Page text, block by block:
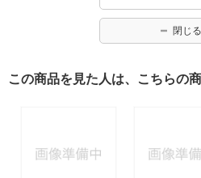
閉じる
この商品を見た人は、こちらの